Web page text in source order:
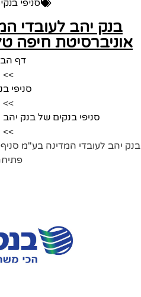
סניפי
בנק יהב לעובדי
אוניברסיטת חיפה
דף
>>
סניפי
>>
סניפי בנקים של בנק
>>
יהב לעובדי המדינה בע"מ סניף